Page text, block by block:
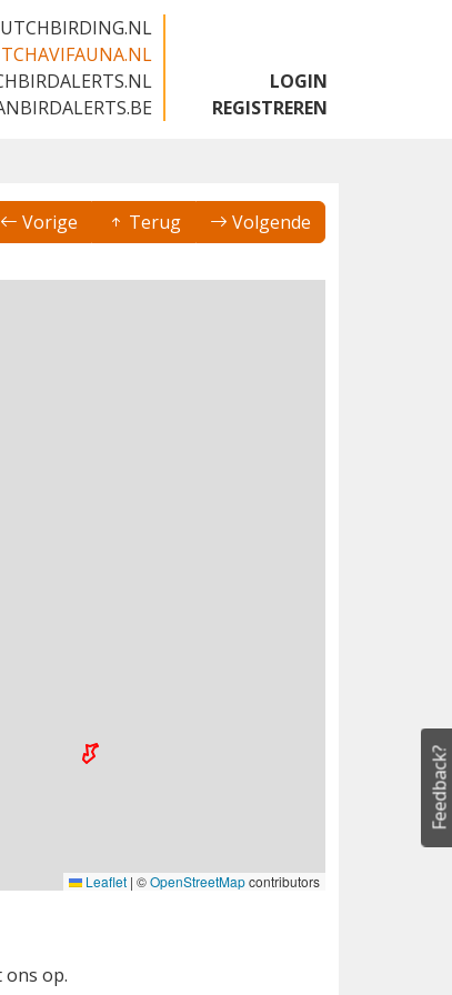
LOGIN
REGISTREREN
Vorige Terug Volgende
Leaflet | ©OpenStreetMapcontributors
op.
Feedback?